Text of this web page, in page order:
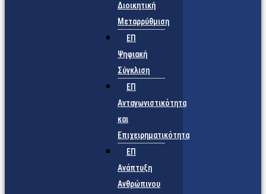
Διοικητική
Μεταρρύθμιση
ΕΠ
Ψηφιακή
Σύγκλιση
ΕΠ
Ανταγωνιστικότητα
και
Επιχειρηματικότητα
ΕΠ
Ανάπτυξη
Ανθρώπινου